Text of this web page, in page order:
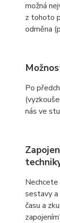
možná
z tohoto
odměna
Po
nás ve
sestavy
času a